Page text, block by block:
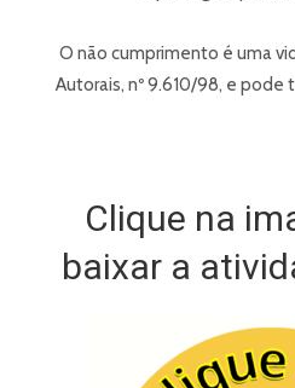
O não cumprimento é uma
Autorais, nº 9.610/98, e pode
Clique na
baixar a